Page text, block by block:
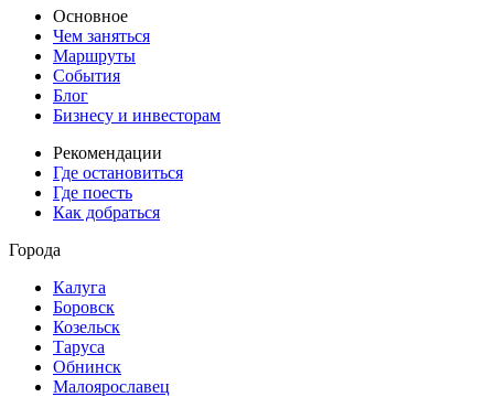
Основное
Чем заняться
Маршруты
События
Блог
Бизнесу и инвесторам
Рекомендации
Где остановиться
Где поесть
Как добраться
Города
Калуга
Боровск
Козельск
Таруса
Обнинск
Малоярославец